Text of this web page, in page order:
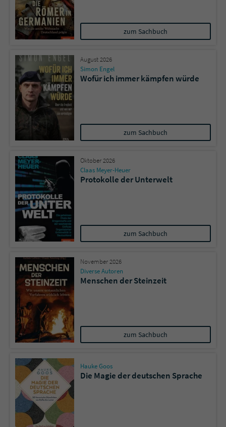
zum Sachbuch
August 2026
Simon Engel
Wofür ich immer kämpfen würde
zum Sachbuch
Oktober 2026
Claas Meyer-Heuer
Protokolle der Unterwelt
zum Sachbuch
November 2026
Diverse Autoren
Menschen der Steinzeit
zum Sachbuch
Hauke Goos
Die Magie der deutschen Sprache